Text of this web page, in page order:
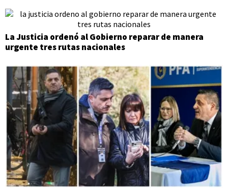
La Justicia ordenó al Gobierno reparar de manera
urgente tres rutas nacionales